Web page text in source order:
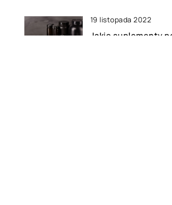
19 listopada 2022
Jakie suplementy